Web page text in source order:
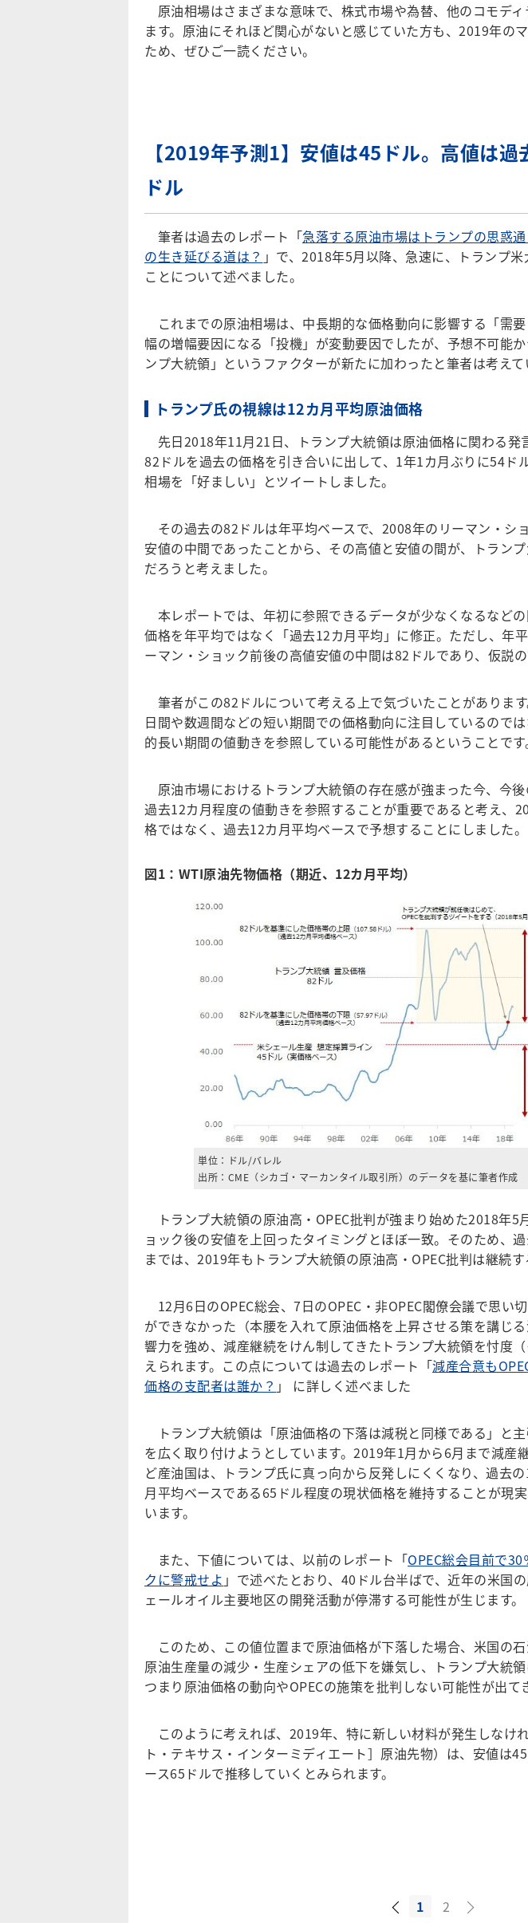
原油相場はさまざまな意味で、株式市場や為替、他のコモデ
ます。原油にそれほど関心がないと感じていた方も、2019年の
ため、ぜひご一読ください。
【2019年予測1】安値は45ドル。高値は
ドル
筆者は過去のレポート「急落する原油市場はトランプの思惑
の生き延びる道は？ 」で、2018年5月以降、急速に、トランプ
ことについて述べました。
これまでの原油相場は、中長期的な価格動向に影響する「需
幅の増幅要因になる「投機」が変動要因でしたが、予想不可能
ンプ大統領」というファクターが新たに加わったと筆者は考えて
トランプ氏の視線は12カ月平均原油価格
先日2018年11月21日、トランプ大統領は原油価格に関わる発
82ドルを過去の価格を引き合いに出して、1年1カ月ぶりに54ド
相場を「好ましい」とツイートしました。
その過去の82ドルは年平均ベースで、2008年のリーマン・シ
安値の中間であったことから、その高値と安値の間が、トラン
だろうと考えました。
本レポートでは、年初に参照できるデータが少なくなるなど
価格を年平均ではなく「過去12カ月平均」に修正。ただし、年
ーマン・ショック前後の高値安値の中間は82ドルであり、仮説
筆者がこの82ドルについて考える上で気づいたことがありま
日間や数週間などの短い期間での価格動向に注目しているので
的長い期間の値動きを参照している可能性があるということです
原油市場におけるトランプ大統領の存在感が強まった今、今後
過去12カ月程度の値動きを参照することが重要であると考え、
格ではなく、過去12カ月平均ベースで予想することにしました。
図1：WTI原油先物価格（期近、12カ月平均）
単位：ドル/バレル
出所：CME（シカゴ・マーカンタイル取引所）のデータを基に筆者作成
トランプ大統領の原油高・OPEC批判が強まり始めた2018年5
ョック後の安値を上回ったタイミングとほぼ一致。そのため、
までは、2019年もトランプ大統領の原油高・OPEC批判は継続す
12月6日のOPEC総会、7日のOPEC・非OPEC閣僚会議で思い
ができなかった（本腰を入れて原油価格を上昇させる策を講じ
響力を強め、減産継続をけん制してきたトランプ大統領を忖度
えられます。この点については過去のレポート「減産合意も
価格の支配者は誰か？ 」 に詳しく述べました
トランプ大統領は「原油価格の下落は減税と同様である」と
を広く取り付けようとしています。2019年1月から6月まで減産
ど産油国は、トランプ氏に真っ向から反発しにくくなり、過去
月平均ベースである65ドル程度の現状価格を維持することが現
います。
また、下値については、以前のレポート「OPEC総会目前で
クに警戒せよ 」で述べたとおり、40ドル台半ばで、近年の米国
ェールオイル主要地区の開発活動が停滞する可能性が生じます。
このため、この値位置まで原油価格が下落した場合、米国の
原油生産量の減少・生産シェアの低下を嫌気し、トランプ大統領
つまり原油価格の動向やOPECの施策を批判しない可能性が出て
このように考えれば、2019年、特に新しい材料が発生しなけ
ト・テキサス・インターミディエート］原油先物）は、安値は
ース65ドルで推移していくとみられます。
1 2